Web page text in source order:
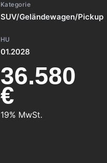
Kategorie
SUV/Geländewagen/Pickup
HU
01.2028
36.580
€
19% MwSt.